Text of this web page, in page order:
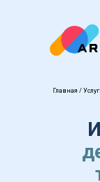
Главная /